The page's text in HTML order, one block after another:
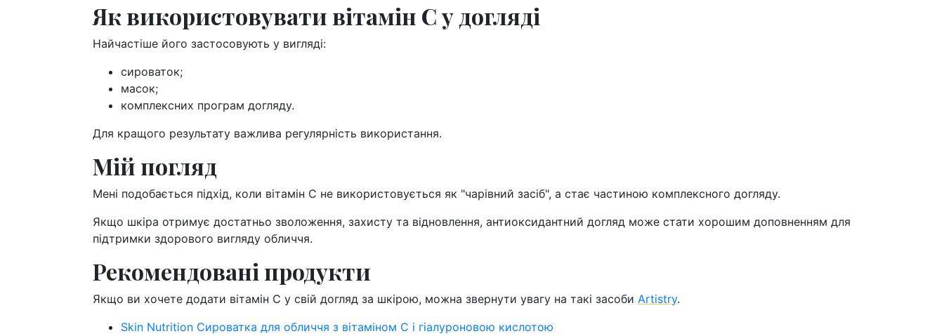
Як використовувати вітамін С у догляді
Найчастіше його застосовують у вигляді:
сироваток;
масок;
комплексних програм догляду.
Для кращого результату важлива регулярність використання.
Мій погляд
Мені подобається підхід, коли вітамін С не використовується як "чарівний засіб", а стає частиною комплексного догляду.
Якщо шкіра отримує достатньо зволоження, захисту та відновлення, антиоксидантний догляд може стати хорошим доповненням для
підтримки здорового вигляду обличчя.
Рекомендовані продукти
Якщо ви хочете додати вітамін С у свій догляд за шкірою, можна звернути увагу на такі засоби Artistry.
Skin Nutrition Сироватка для обличчя з вітаміном С і гіалуроновою кислотою